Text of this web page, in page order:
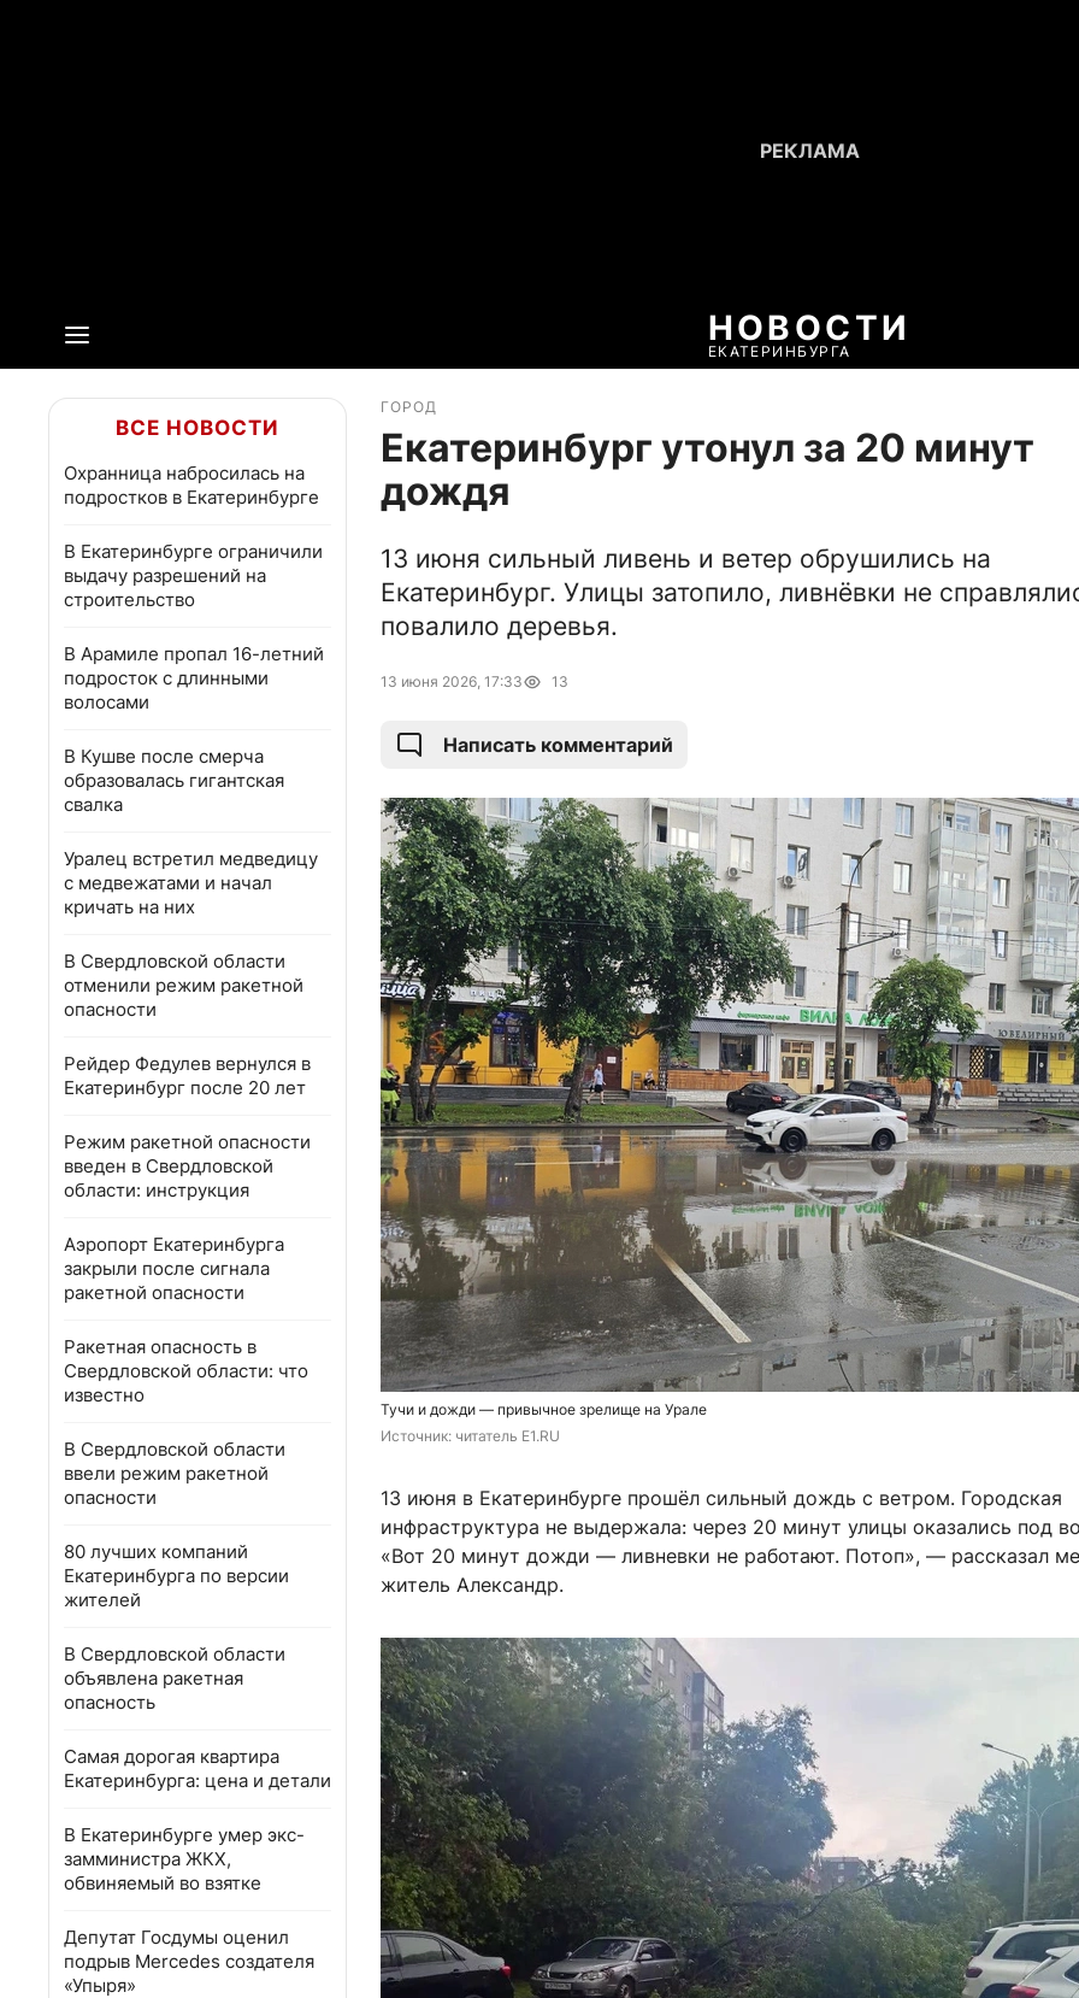
НОВОСТИ
ЕКАТЕРИНБУРГА
ВСЕ НОВОСТИ
Охранница набросилась на
подростков в Екатеринбурге
В Екатеринбурге ограничили
выдачу разрешений на
строительство
В Арамиле пропал 16-летний
подросток с длинными
волосами
В Кушве после смерча
образовалась гигантская
свалка
Уралец встретил медведицу
с медвежатами и начал
кричать на них
В Свердловской области
отменили режим ракетной
опасности
Рейдер Федулев вернулся в
Екатеринбург после 20 лет
Режим ракетной опасности
введен в Свердловской
области: инструкция
Аэропорт Екатеринбурга
закрыли после сигнала
ракетной опасности
Ракетная опасность в
Свердловской области: что
известно
В Свердловской области
ввели режим ракетной
опасности
80 лучших компаний
Екатеринбурга по версии
жителей
В Свердловской области
объявлена ракетная
опасность
Самая дорогая квартира
Екатеринбурга: цена и детали
В Екатеринбурге умер экс-
замминистра ЖКХ,
обвиняемый во взятке
Депутат Госдумы оценил
подрыв Mercedes создателя
«Упыря»
ГОРОД
Екатеринбург утонул за 20 минут
дождя
13 июня сильный ливень и ветер обрушились на
Екатеринбург. Улицы затопило, ливнёвки не
повалило деревья.
13 июня 2026, 17:33 13
Написать комментарий
Тучи и дожди — привычное зрелище на Урале
Источник: читатель E1.RU
13 июня в Екатеринбурге прошёл сильный дождь с ветром. Городская
инфраструктура не выдержала: через 20 минут улицы оказались под
«Вот 20 минут дожди — ливневки не работают. Потоп», — рассказал
житель Александр.